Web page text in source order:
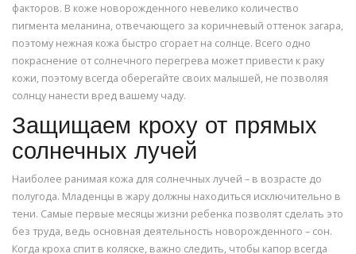
факторов. В коже новорожденного невелико количество
пигмента меланина, отвечающего за коричневый оттенок загара,
поэтому нежная кожа быстро сгорает на солнце. Всего одно
покраснение от солнечного перегрева может привести к раку
кожи, поэтому всегда оберегайте своих малышей, не позволяя
солнцу нанести вред вашему чаду.
Защищаем кроху от прямых
солнечных лучей
Наиболее ранимая кожа для солнечных лучей – в возрасте до
полугода. Младенцы в жару должны находиться исключительно в
тени. Самые первые месяцы жизни ребенка позволят сделать это
без труда, ведь основная деятельность новорожденного – сон.
Когда кроха спит в коляске, важно следить, чтобы капор всегда